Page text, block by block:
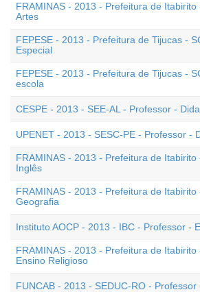
FRAMINAS - 2013 - Prefeitura de
Artes
FEPESE - 2013 - Prefeitura de Tijucas -
Especial
FEPESE - 2013 - Prefeitura de Tijucas -
escola
CESPE - 2013 - SEE-AL - Professor -
UPENET - 2013 - SESC-PE - Professor -
FRAMINAS - 2013 - Prefeitura de
Inglês
FRAMINAS - 2013 - Prefeitura de
Geografia
Instituto AOCP - 2013 - IBC - Professor -
FRAMINAS - 2013 - Prefeitura de
Ensino Religioso
FUNCAB - 2013 - SEDUC-RO -